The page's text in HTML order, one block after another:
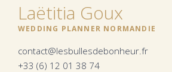
Laëtitia Goux
WEDDING PLANNER NORMANDIE
contact@lesbullesdebonheur.fr
+33 (6) 12 01 38 74